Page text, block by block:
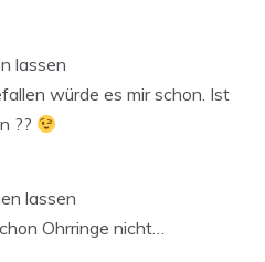
lassen
würde es mir schon. Ist
??
lassen
Ohrringe nicht…